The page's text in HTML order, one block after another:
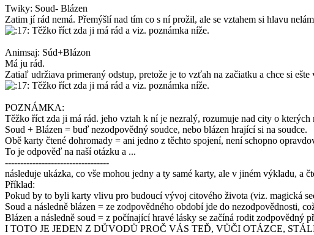
Twiky: Soud- Blázen
Zatim jí rád nemá. Přemýšlí nad tím co s ní prožil, ale se vztahem si hlavu
Těžko říct zda ji má rád a viz. poznámka níže.
Animsaj: Súd+Blázon
Má ju rád.
Zatiaľ udržiava primeraný odstup, pretože je to vzťah na začiatku a chce si
Těžko říct zda ji má rád a viz. poznámka níže.
POZNÁMKA:
Těžko říct zda ji má rád. jeho vztah k ní je nezralý, rozumuje nad city o
Soud + Blázen = buď nezodpovědný soudce, nebo blázen hrající si na soudce.
Obě karty čtené dohromady = ani jedno z těchto spojení, není schopno
To je odpověď na naší otázku a ...
----------------------------------
následuje ukázka, co vše mohou jedny a ty samé karty, ale v jiném výkladu, a
Příklad:
Pokud by to byli karty vlivu pro budoucí vývoj citového života (viz. magická
Soud a následně blázen = ze zodpovědného období jde do nezodpovědnosti,
Blázen a následně soud = z počínající hravé lásky se začíná rodit zodpovědný
I TOTO JE JEDEN Z DŮVODŮ PROČ VÁS TEĎ, VŮČI OTÁZCE,